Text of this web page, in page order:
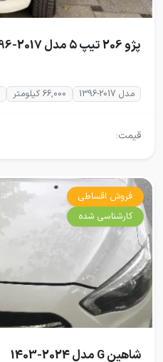
پژو 206 تیپ ۵ مدل 2017-1396
مدل 2017-1396 66,000 کیلومتر
قیمت:
فروش اقساطی
کارشناسی شده
شاهین G مدل 2024-1403